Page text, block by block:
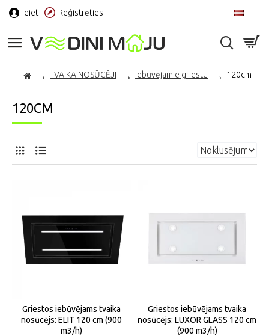
Ieiet Reģistrēties
TVAIKA NOSŪCĒJI Iebūvējamie griestu 120cm
120CM
Griestos iebūvējams tvaika
nosūcējs: ELIT 120 cm (900
m3/h)
Griestos iebūvējams tvaika
nosūcējs: LUXOR GLASS 120 cm
(900 m3/h)